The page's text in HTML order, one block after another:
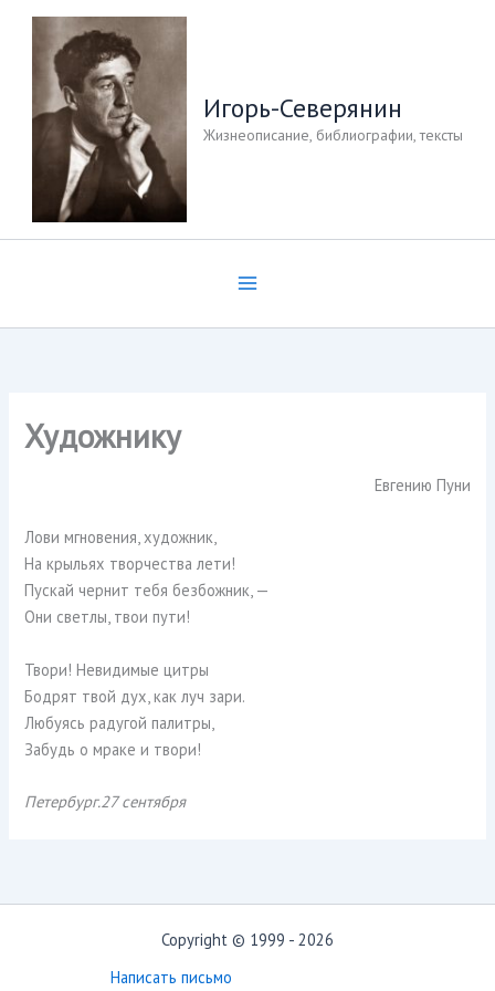
Перейти
содержимому
Игорь-Северянин
Жизнеописание, библиографии, тексты
Художнику
Евгению Пуни
Лови мгновения, художник,
На крыльях творчества лети!
Пускай чернит тебя безбожник, —
Они светлы, твои пути!
Твори! Невидимые цитры
Бодрят твой дух, как луч зари.
Любуясь радугой палитры,
Забудь о мраке и твори!
Петербург.27 сентября
Copyright © 1999 - 2026
Написать письмо